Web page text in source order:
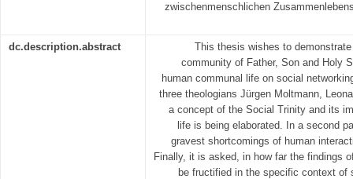
zwischenmenschlichen
dc.description.abstract
This thesis wishes to
community of Father, Son and Holy
human communal life on social
three theologians Jürgen Moltmann,
a concept of the Social Trinity and its
life is being elaborated. In a second
gravest shortcomings of human
Finally, it is asked, in how far the findings
be fructified in the specific context of